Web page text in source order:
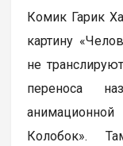
Комик Гарик
картину
не
переноса
Колобок».